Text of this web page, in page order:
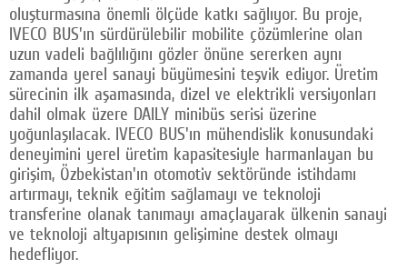
oluşturmasına önemli ölçüde katkı sağlıyor. Bu proje,
IVECO BUS'ın sürdürülebilir mobilite çözümlerine olan
uzun vadeli bağlılığını gözler önüne sererken aynı
zamanda yerel sanayi büyümesini teşvik ediyor. Üretim
sürecinin ilk aşamasında, dizel ve elektrikli versiyonları
dahil olmak üzere DAILY minibüs serisi üzerine
yoğunlaşılacak. IVECO BUS'ın mühendislik konusundaki
deneyimini yerel üretim kapasitesiyle harmanlayan bu
girişim, Özbekistan'ın otomotiv sektöründe istihdamı
artırmayı, teknik eğitim sağlamayı ve teknoloji
transferine olanak tanımayı amaçlayarak ülkenin sanayi
ve teknoloji altyapısının gelişimine destek olmayı
hedefliyor.